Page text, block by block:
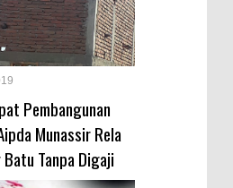
Pembangunan
Munassir Rela
Batu Tanpa Digaji